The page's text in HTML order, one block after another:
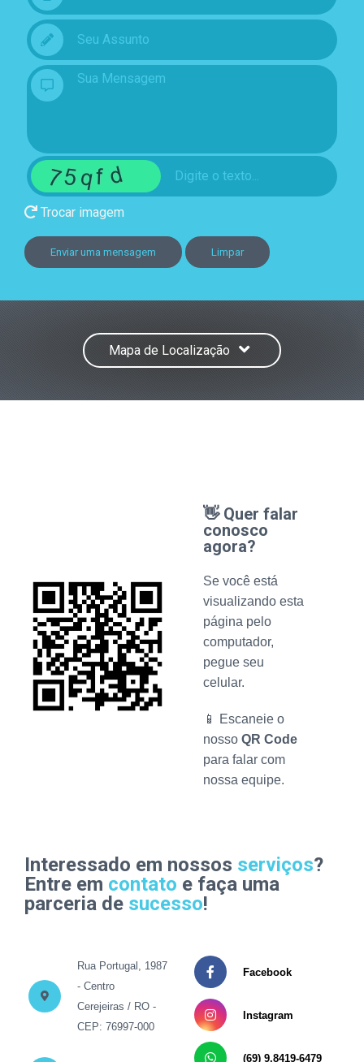
Trocar imagem
Enviar uma mensagem Limpar
Mapa de Localização
👋 Quer falar
conosco
agora?
Se você está
visualizando esta
página pelo
computador,
pegue seu
celular.
📱 Escaneie o
nosso QR Code
para falar com
nossa equipe.
Interessado em nossos serviços?
Entre em contato e faça uma
parceria de sucesso!
Rua Portugal, 1987
- Centro
Cerejeiras / RO -
CEP: 76997-000
Facebook
Instagram
(69) 9.8419-6479